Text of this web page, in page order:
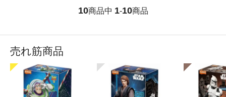
10商品中 1-10商品
売れ筋商品